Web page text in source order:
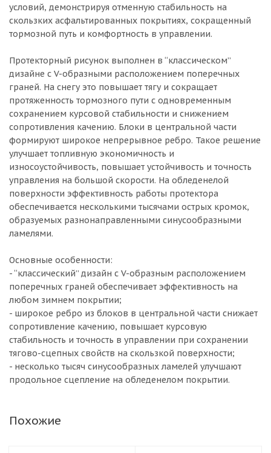
условий, демонстрируя отменную стабильность на
скользких асфальтированных покрытиях, сокращенный
тормозной путь и комфортность в управлении.
Протекторный рисунок выполнен в “классическом”
дизайне с V-образными расположением поперечных
граней. На снегу это повышает тягу и сокращает
протяженность тормозного пути с одновременным
сохранением курсовой стабильности и снижением
сопротивления качению. Блоки в центральной части
формируют широкое непрерывное ребро. Такое решение
улучшает топливную экономичность и
износоустойчивость, повышает устойчивость и точность
управления на большой скорости. На обледенелой
поверхности эффективность работы протектора
обеспечивается несколькими тысячами острых кромок,
образуемых разнонаправленными синусообразными
ламелями.
Основные особенности:
- “классический” дизайн с V-образным расположением
поперечных граней обеспечивает эффективность на
любом зимнем покрытии;
- широкое ребро из блоков в центральной части снижает
сопротивление качению, повышает курсовую
стабильность и точность в управлении при сохранении
тягово-сцепных свойств на скользкой поверхности;
- несколько тысяч синусообразных ламелей улучшают
продольное сцепление на обледенелом покрытии.
Похожие